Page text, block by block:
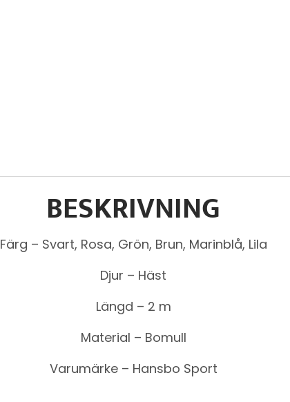
BESKRIVNING
Färg – Svart, Rosa, Grön, Brun, Marinblå, Lila
Djur – Häst
Längd – 2 m
Material – Bomull
Varumärke – Hansbo Sport